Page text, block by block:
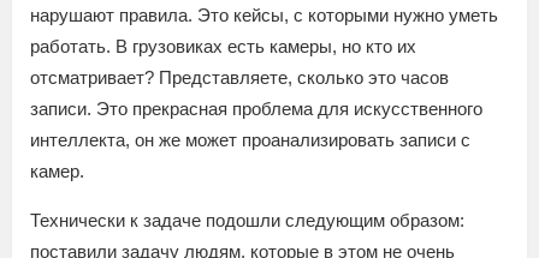
нарушают правила. Это кейсы, с которыми нужно уметь
работать. В грузовиках есть камеры, но кто их
отсматривает? Представляете, сколько это часов
записи. Это прекрасная проблема для искусственного
интеллекта, он же может проанализировать записи с
камер.
Технически к задаче подошли следующим образом:
поставили задачу людям, которые в этом не очень